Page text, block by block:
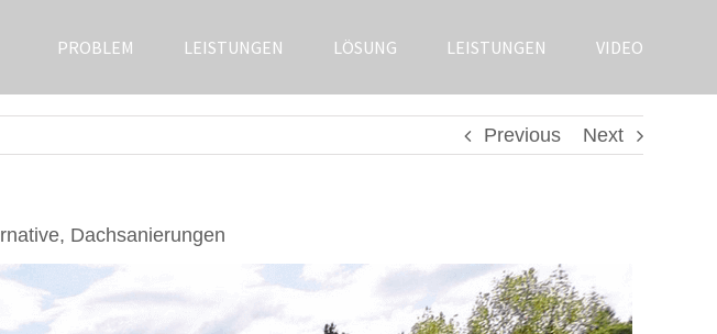
PROBLEM LEISTUNGEN LÖSUNG LEISTUNGEN VIDEO
Previous Next
Dachsanierungen